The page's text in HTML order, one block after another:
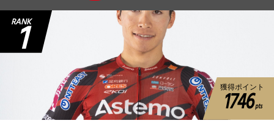
加盟・登録
エントリー
JBCF ROAD SERIESとは
RANK
1
獲得ポイント
1746pts